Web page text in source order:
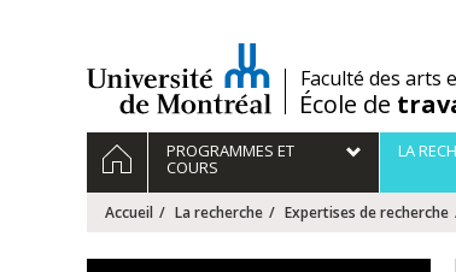
/Faculté des arts
École de
Navigation
principale
ACCUEILPROGRAMMES ET
COURS
LA
Accueil La recherche Expertises de recherche